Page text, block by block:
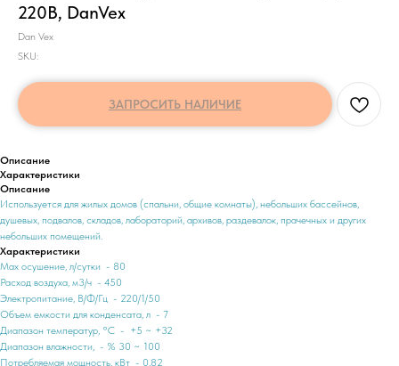
220В, DanVex
Dan Vex
SKU:
ЗАПРОСИТЬ НАЛИЧИЕ
Описание
Характеристики
Описание
Используется для жилых домов (спальни, общие комнаты), небольших бассейнов,
душевых, подвалов, складов, лабораторий, архивов, раздевалок, прачечных и других
небольших помещений.
Характеристики
Max осушение, л/сутки - 80
Расход воздуха, м3/ч - 450
Электропитание, В/Ф/Гц - 220/1/50
Объем емкости для конденсата, л - 7
Диапазон температур, °C - +5 ~ +32
Диапазон влажности, - % 30 ~ 100
Потребляемая мощность, кВт - 0,82